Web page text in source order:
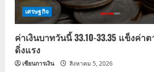
o
n
เศรษฐกิจ
ค่าเงินบาทวันนี้ 33.10-33.35 แข็งค่า
ดิ่งแรง
เซียนการเงิน สิงหาคม 5, 2026